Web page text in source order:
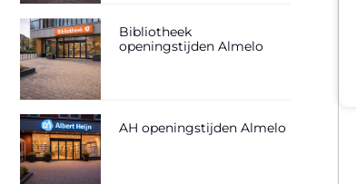
Bibliotheek
openingstijden Almelo
AH openingstijden Almelo